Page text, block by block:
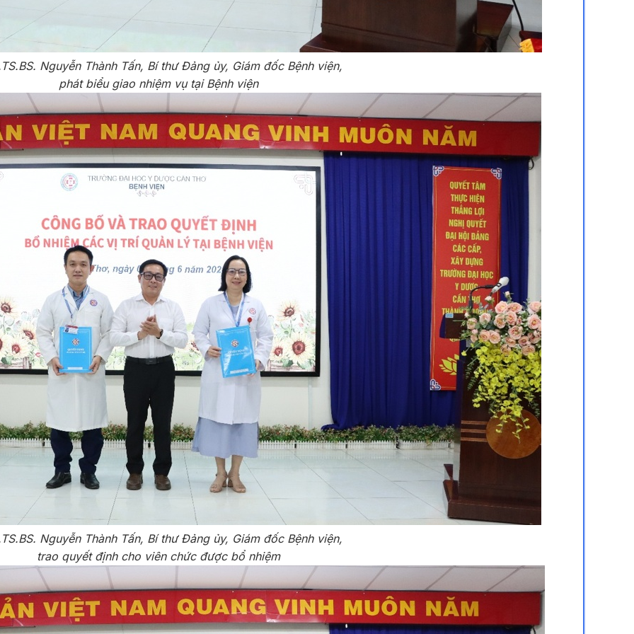
Nguyễn Thành Tấn, Bí thư Đảng ủy, Giám đốc Bệnh viện,
phát biểu giao nhiệm vụ tại Bệnh viện
Nguyễn Thành Tấn, Bí thư Đảng ủy, Giám đốc Bệnh viện,
trao quyết định cho viên chức được bổ nhiệm